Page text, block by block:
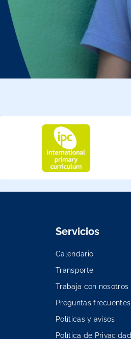
Servicios
Calendario
Transporte
Trabaja con nosotros
Preguntas frecuentes
Políticas y avisos
Política de Privacidad